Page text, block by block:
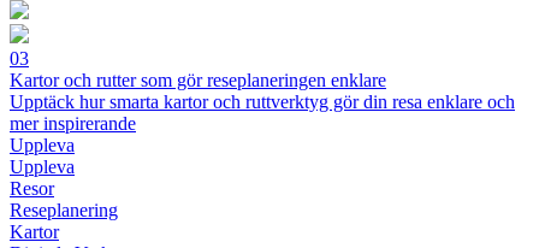
03
Kartor och rutter som gör reseplaneringen enklare
Upptäck hur smarta kartor och ruttverktyg gör din resa enklare och
mer inspirerande
Uppleva
Uppleva
Resor
Reseplanering
Kartor